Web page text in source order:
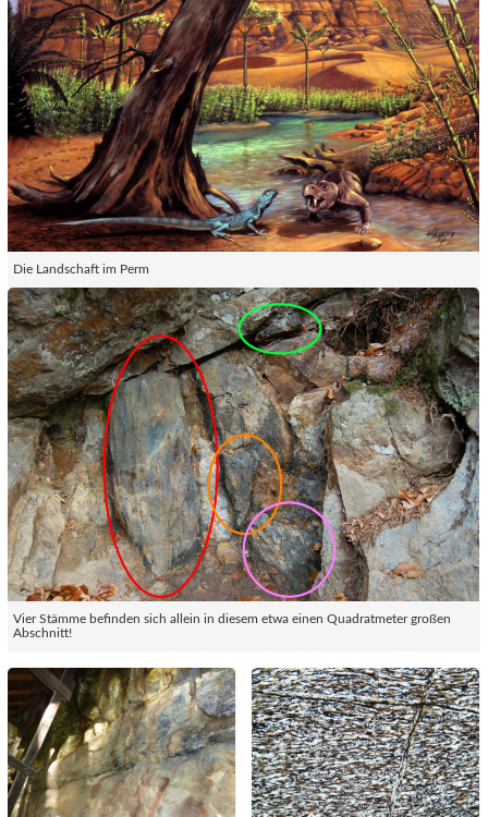
Die Landschaft im Perm
Vier Stämme befinden sich allein in diesem etwa einen Quadratmeter großen
Abschnitt!